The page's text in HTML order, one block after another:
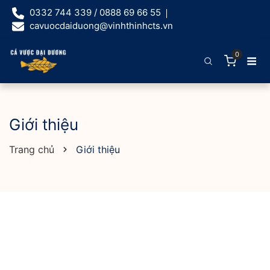
0332 744 339 / 0888 69 66 55
cavuocdaiduong@vinhthinhcts.vn
0
Giới thiệu
Trang chủ Giới thiệu